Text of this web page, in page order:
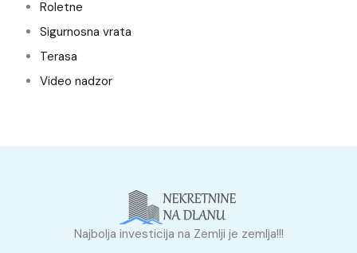
Roletne
Sigurnosna vrata
Terasa
Video nadzor
Najbolja investicija na Zemlji je zemlja!!!